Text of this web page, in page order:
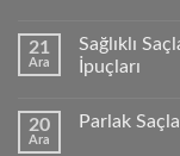
21
Ara
Sağlıklı
İpuçları
20
Ara
Parlak